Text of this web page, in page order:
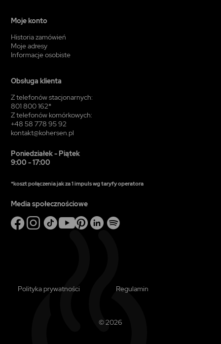
Moje konto
Historia zamówień
Moje adresy
Informacje osobiste
Obsługa klienta
Z telefonów stacjonarnych:
801 800 162*
Z telefonów komórkowych:
+48 58 778 95 92
kontakt@kohersen.pl
Poniedziałek - Piątek
9:00 - 17:00
*koszt połączenia jak za 1 impuls wg taryfy operatora
Media społecznościowe
© 2026
Polityka prywatności Regulamin